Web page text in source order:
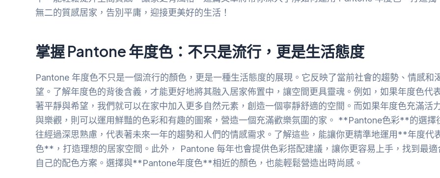
無二的質感居家，告別平庸，迎接更美好的生活！
掌握 Pantone 年度色：不只是流行，更是生活態度
Pantone 年度色不只是一個流行的顏色，更是一種生活態度的展現。它反映了當前社會的趨勢、情感和
望。了解年度色的背後含義，才能更好地將其融入居家佈置中，讓空間更具靈魂。例如，如果年度色代
著平靜與希望，我們就可以在家中加入更多自然元素，創造一個寧靜舒適的空間。而如果年度色充滿活
與樂觀，則可以運用鮮豔的色彩和有趣的圖案，營造一個充滿歡樂氛圍的家。 **Pantone色彩**的選擇
往經過深思熟慮，代表著未來一年的趨勢和人們的情感需求。了解這些，能讓你更精準地運用**年度代
色**，打造理想的居家空間。此外， Pantone 每年也會提供色彩搭配建議，讓你更容易上手，找到最適
自己的配色方案。選擇與**Pantone年度色**相近的顏色，也能輕鬆營造出時尚感。